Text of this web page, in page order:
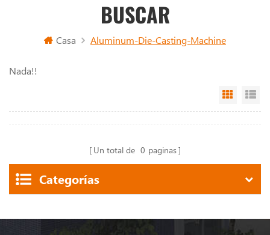
BUSCAR
Casa Aluminum-Die-Casting-Machine
Nada!!
Grid
Un total de 0 paginas
Categorías